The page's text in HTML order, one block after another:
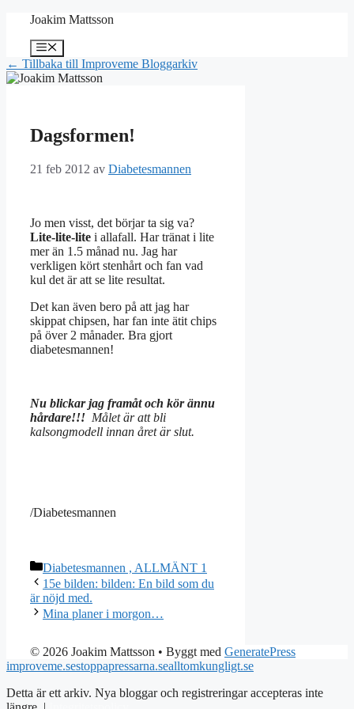
Hoppa
innehåll
Joakim Mattsson
Meny
← Tillbaka till Improveme Bloggarkiv
Dagsformen!
21 feb 2012 av Diabetesmannen
Jo men visst, det börjar ta sig va?
Lite-lite-lite i allafall. Har tränat i lite
mer än 1.5 månad nu. Jag har
verkligen kört stenhårt och fan vad
kul det är att se lite resultat.
Det kan även bero på att jag har
skippat chipsen, har fan inte ätit chips
på över 2 månader. Bra gjort
diabetesmannen!
Nu blickar jag framåt och kör ännu
hårdare!!! Målet är att bli
kalsongmodell innan året är slut.
/Diabetesmannen
Kategorier
Diabetesmannen , ALLMÄNT 1
15e bilden: bilden: En bild som du
är nöjd med.
Mina planer i morgon…
© 2026 Joakim Mattsson • Byggt med GeneratePress
improveme.sestoppapressarna.sealltomkungligt.se
Detta är ett arkiv. Nya bloggar och registreringar accepteras inte